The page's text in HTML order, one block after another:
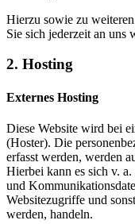
Hierzu sowie zu
Sie sich jederzeit an uns
2. Hosting
Externes Hosting
Diese Website wird bei
(Hoster). Die
erfasst werden, werden
Hierbei kann es sich v.
und
Websitezugriffe und
werden, handeln.